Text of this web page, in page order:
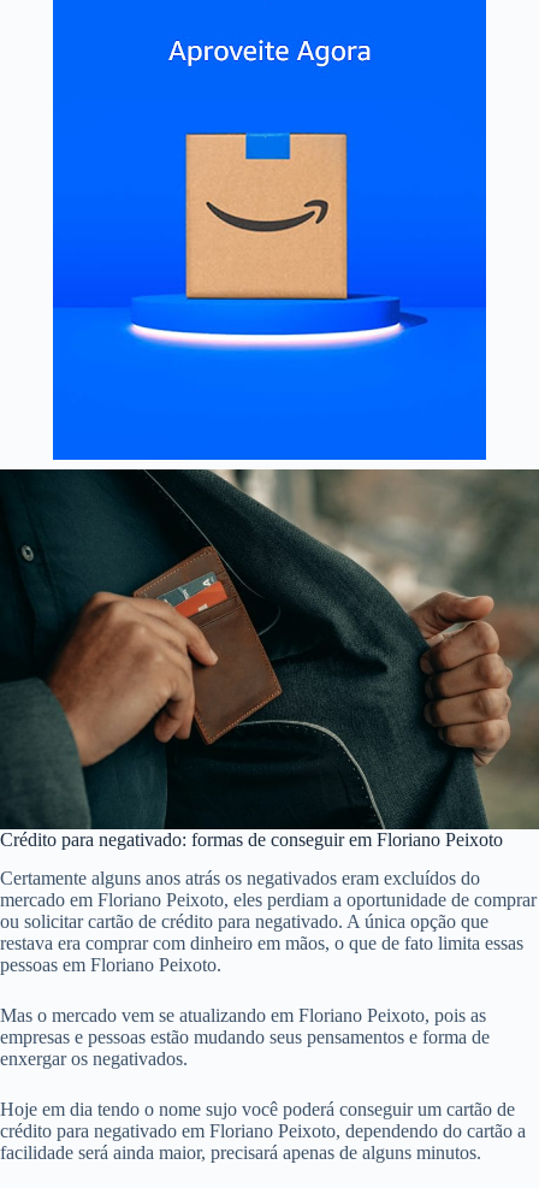
Crédito para negativado: formas de conseguir em Floriano Peixoto
Certamente alguns anos atrás os negativados eram excluídos do
mercado em Floriano Peixoto, eles perdiam a oportunidade de comprar
ou solicitar cartão de crédito para negativado. A única opção que
restava era comprar com dinheiro em mãos, o que de fato limita essas
pessoas em Floriano Peixoto.
Mas o mercado vem se atualizando em Floriano Peixoto, pois as
empresas e pessoas estão mudando seus pensamentos e forma de
enxergar os negativados.
Hoje em dia tendo o nome sujo você poderá conseguir um cartão de
crédito para negativado em Floriano Peixoto, dependendo do cartão a
facilidade será ainda maior, precisará apenas de alguns minutos.